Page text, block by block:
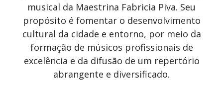
musical da Maestrina Fabricia Piva. Seu
propósito é fomentar o desenvolvimento
cultural da cidade e entorno, por meio da
formação de músicos profissionais de
excelência e da difusão de um repertório
abrangente e diversificado.